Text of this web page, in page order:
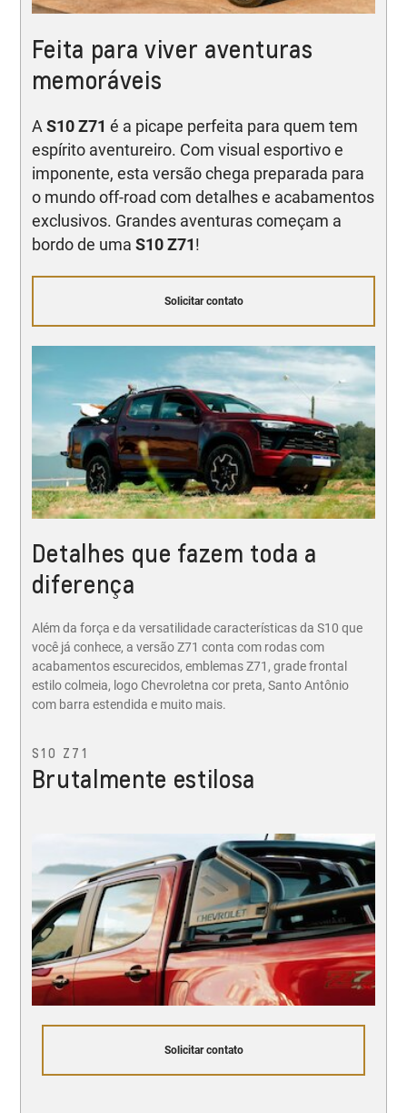
Feita para viver aventuras
memoráveis
A S10 Z71 é a picape perfeita para quem tem
espírito aventureiro. Com visual esportivo e
imponente, esta versão chega preparada para
o mundo off-road com detalhes e acabamentos
exclusivos. Grandes aventuras começam a
bordo de uma S10 Z71!
Solicitar contato
Detalhes que fazem toda a
diferença
Além da força e da versatilidade características da S10 que
você já conhece, a versão Z71 conta com rodas com
acabamentos escurecidos, emblemas Z71, grade frontal
estilo colmeia, logo Chevroletna cor preta, Santo Antônio
com barra estendida e muito mais.
S10 Z71
Brutalmente estilosa
Solicitar contato